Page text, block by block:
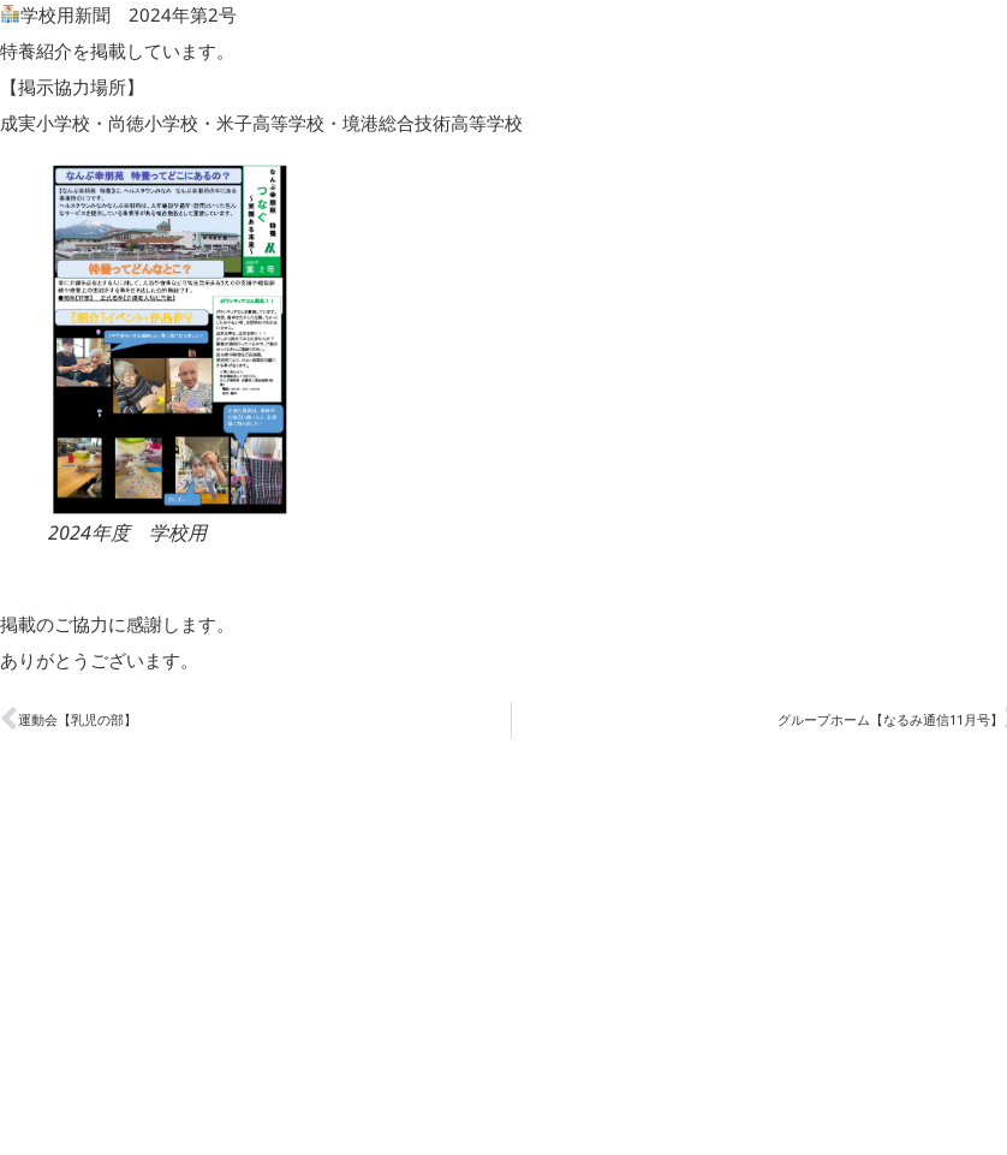
学校用新聞 2024年第2号
特養紹介を掲載しています。
【掲示協力場所】
成実小学校・尚徳小学校・米子高等学校・境港総合技術高等学校
2024年度 学校用
掲載のご協力に感謝します。
ありがとうございます。
運動会【乳児の部】 グループホーム【なるみ通信11月号】